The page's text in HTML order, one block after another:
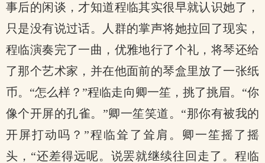
事后的闲谈，才知道程临其实很早就认识她了，
只是没有说过话。人群的掌声将她拉回了现实，
程临演奏完了一曲，优雅地行了个礼，将琴还给
了那个艺术家，并在他面前的琴盒里放了一张纸
币。“怎么样？”程临走向卿一笙，挑了挑眉。“你
像个开屏的孔雀。”卿一笙笑道。“那你有被我的
开屏打动吗？”程临耸了耸肩。卿一笙摇了摇
头，“还差得远呢。说罢就继续往回走了。程临